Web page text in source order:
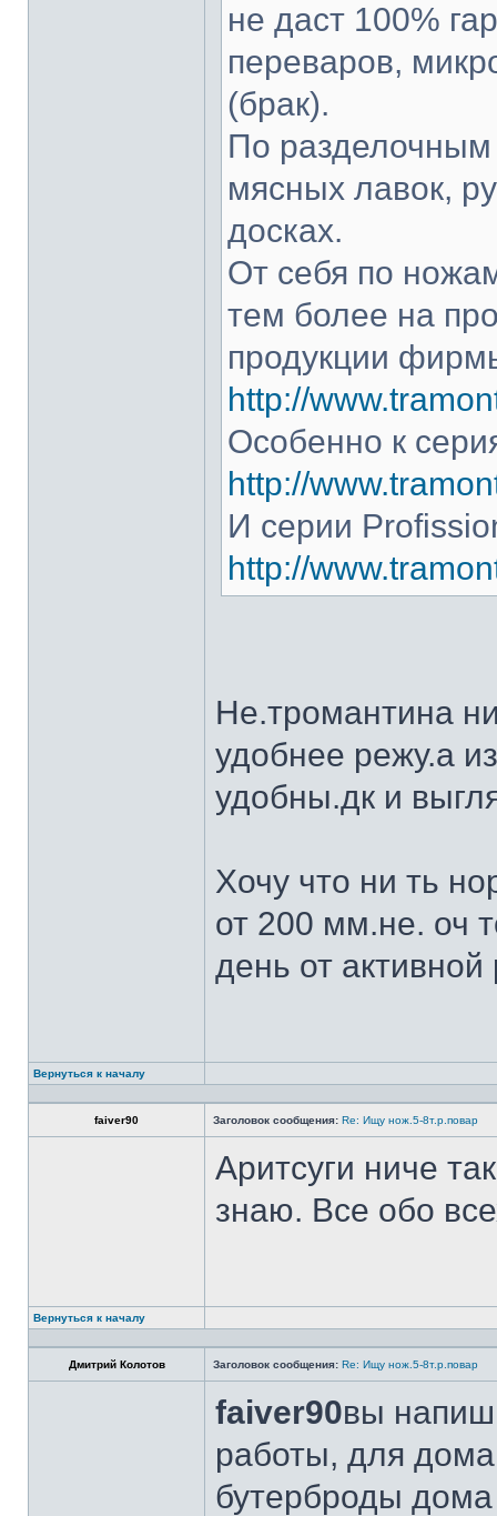
не даст 100%
переваров,
(брак).
По разделочным
мясных лавок,
досках.
От себя по
тем более на
продукции
http://
Особенно к
http://
И серии
http://
Не.тромантина
удобнее режу.а
удобны.дк и
Хочу что ни ть
от 200 мм.не. оч
день от
Вернуться к началу
faiver90 Заголовок сообщения: Re: Ищу нож.5-8т.р.повар
Аритсуги ниче
знаю. Все обо
Вернуться к началу
Дмитрий Колотов Заголовок сообщения: Re: Ищу нож.5-8т.р.повар
faiver90вы
работы, для
бутерброды дома